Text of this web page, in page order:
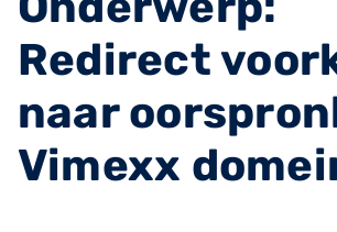
Redirect
naar
Vimexx